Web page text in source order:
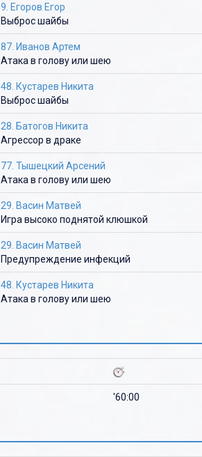
9. Егоров Егор
Выброс шайбы
87. Иванов Артем
Атака в голову или шею
48. Кустарев Никита
Выброс шайбы
28. Батогов Никита
Агрессор в драке
77. Тышецкий Арсений
Атака в голову или шею
29. Васин Матвей
Игра высоко поднятой клюшкой
29. Васин Матвей
Предупреждение инфекций
48. Кустарев Никита
Атака в голову или шею
'60:00